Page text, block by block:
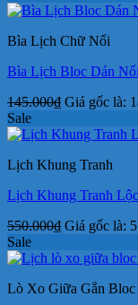
Bìa Lịch Chữ Nổi
Bìa Lịch Bloc Dán
145.000₫ Giá gốc là:
Sale
Lịch Khung Tranh
Lịch Khung Tranh
550.000₫ Giá gốc là:
Sale
Lò Xo Giữa Gắn Bloc